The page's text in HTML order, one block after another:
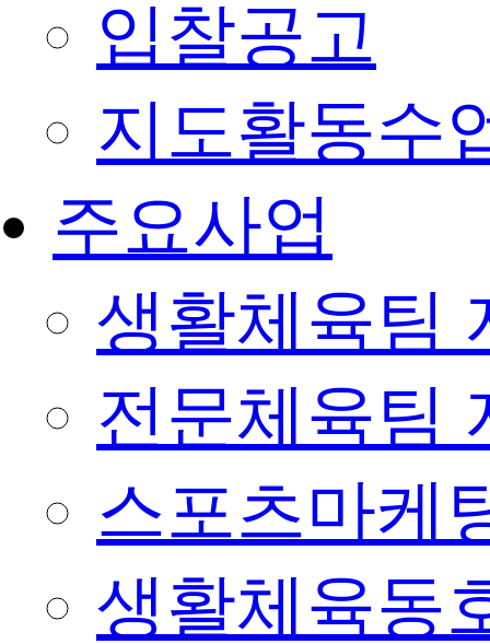
입찰공고
지도활동수
주요사업
생활체육팀
전문체육팀
스포츠마케
생활체육동